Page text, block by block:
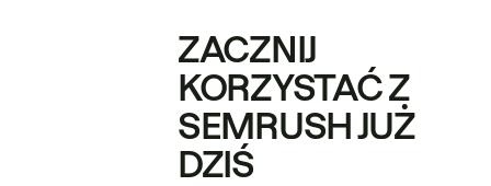
ZACZNIJ
KORZYSTAĆ Z
SEMRUSH JUŻ
DZIŚ